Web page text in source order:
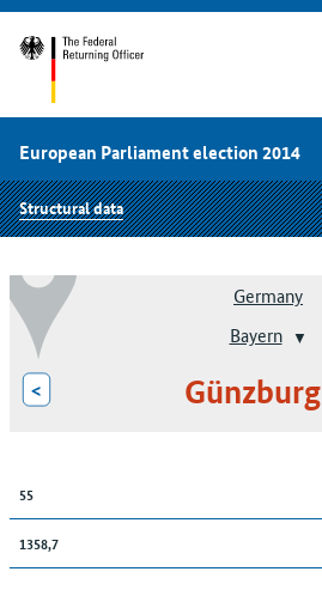
European Parliament election 2014
Structural data
Germany
Bayern
< Günzburg
55
1358,7